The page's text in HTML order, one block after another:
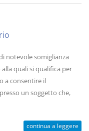
notevole somiglianza
quali si qualifica per
a consentire il
un soggetto che,
continua a leggere